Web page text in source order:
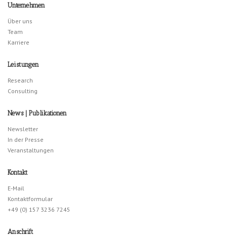
Unternehmen
Über uns
Team
Karriere
Leistungen
Research
Consulting
News | Publikationen
Newsletter
In der Presse
Veranstaltungen
Kontakt
E-Mail
Kontaktformular
+49 (0) 157 3236 7245
Anschrift